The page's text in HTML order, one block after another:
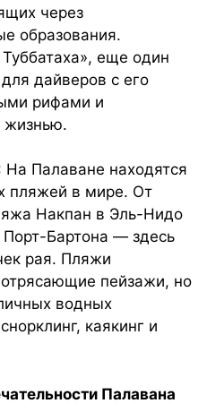
через
образования.
еще один
дайверов с его
рифами и
жизнью.
На Палаване находятся
пляжей в мире. От
Накпан в Эль-Нидо
Бартона — здесь
рая. Пляжи
пейзажи, но
водных
каякинг и
Палавана